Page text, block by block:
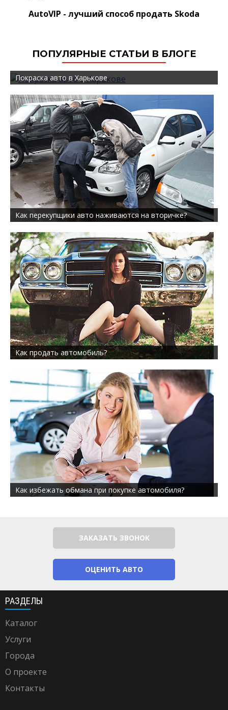
AutoVIP - лучший способ продать Skoda
ПОПУЛЯРНЫЕ СТАТЬИ В БЛОГЕ
Покраска авто в Харькове
Как перекупщики авто наживаются на вторичке?
Как продать автомобиль?
Как избежать обмана при покупке автомобиля?
ЗАКАЗАТЬ ЗВОНОК
ОЦЕНИТЬ АВТО
РАЗДЕЛЫ
Каталог
Услуги
Города
О проекте
Контакты